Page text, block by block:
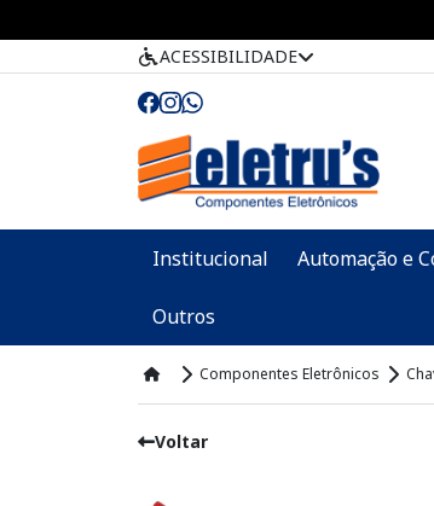
ACESSIBILIDADE
Institucional Automação e
Outros
Componentes Eletrônicos
Voltar